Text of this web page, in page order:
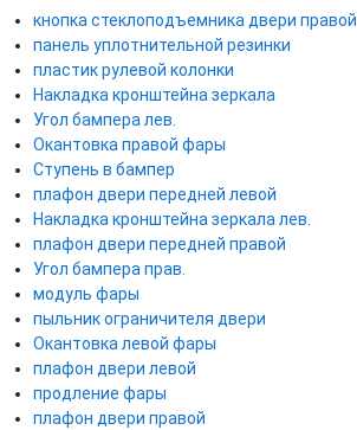
кнопка стеклоподъемника двери правой
панель уплотнительной резинки
пластик рулевой колонки
Накладка кронштейна зеркала
Угол бампера лев.
Окантовка правой фары
Ступень в бампер
плафон двери передней левой
Накладка кронштейна зеркала лев.
плафон двери передней правой
Угол бампера прав.
модуль фары
пыльник ограничителя двери
Окантовка левой фары
плафон двери левой
продление фары
плафон двери правой